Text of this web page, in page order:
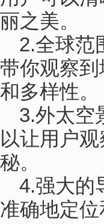
丽之美。
2.全球范
带你观察
和多样性。
3.外太空
以让用户
秘。
4.强大的
准确地定